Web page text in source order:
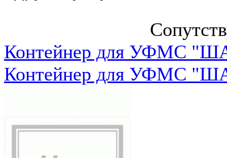
Контейнер для УФМС
Контейнер для УФМС